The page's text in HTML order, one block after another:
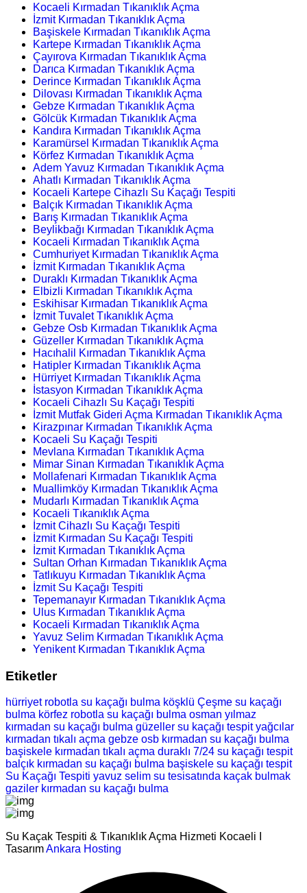
Kocaeli Kırmadan Tıkanıklık Açma
İzmit Kırmadan Tıkanıklık Açma
Başiskele Kırmadan Tıkanıklık Açma
Kartepe Kırmadan Tıkanıklık Açma
Çayırova Kırmadan Tıkanıklık Açma
Darıca Kırmadan Tıkanıklık Açma
Derince Kırmadan Tıkanıklık Açma
Dilovası Kırmadan Tıkanıklık Açma
Gebze Kırmadan Tıkanıklık Açma
Gölcük Kırmadan Tıkanıklık Açma
Kandıra Kırmadan Tıkanıklık Açma
Karamürsel Kırmadan Tıkanıklık Açma
Körfez Kırmadan Tıkanıklık Açma
Adem Yavuz Kırmadan Tıkanıklık Açma
Ahatlı Kırmadan Tıkanıklık Açma
Kocaeli Kartepe Cihazlı Su Kaçağı Tespiti
Balçık Kırmadan Tıkanıklık Açma
Barış Kırmadan Tıkanıklık Açma
Beylikbağı Kırmadan Tıkanıklık Açma
Kocaeli Kırmadan Tıkanıklık Açma
Cumhuriyet Kırmadan Tıkanıklık Açma
İzmit Kırmadan Tıkanıklık Açma
Duraklı Kırmadan Tıkanıklık Açma
Elbizli Kırmadan Tıkanıklık Açma
Eskihisar Kırmadan Tıkanıklık Açma
İzmit Tuvalet Tıkanıklık Açma
Gebze Osb Kırmadan Tıkanıklık Açma
Güzeller Kırmadan Tıkanıklık Açma
Hacıhalil Kırmadan Tıkanıklık Açma
Hatipler Kırmadan Tıkanıklık Açma
Hürriyet Kırmadan Tıkanıklık Açma
İstasyon Kırmadan Tıkanıklık Açma
Kocaeli Cihazlı Su Kaçağı Tespiti
İzmit Mutfak Gideri Açma Kırmadan Tıkanıklık Açma
Kirazpınar Kırmadan Tıkanıklık Açma
Kocaeli Su Kaçağı Tespiti
Mevlana Kırmadan Tıkanıklık Açma
Mimar Sinan Kırmadan Tıkanıklık Açma
Mollafenari Kırmadan Tıkanıklık Açma
Muallimköy Kırmadan Tıkanıklık Açma
Mudarlı Kırmadan Tıkanıklık Açma
Kocaeli Tıkanıklık Açma
İzmit Cihazlı Su Kaçağı Tespiti
İzmit Kırmadan Su Kaçağı Tespiti
İzmit Kırmadan Tıkanıklık Açma
Sultan Orhan Kırmadan Tıkanıklık Açma
Tatlıkuyu Kırmadan Tıkanıklık Açma
İzmit Su Kaçağı Tespiti
Tepemanayır Kırmadan Tıkanıklık Açma
Ulus Kırmadan Tıkanıklık Açma
Kocaeli Kırmadan Tıkanıklık Açma
Yavuz Selim Kırmadan Tıkanıklık Açma
Yenikent Kırmadan Tıkanıklık Açma
Etiketler
hürriyet robotla su kaçağı bulma köşklü Çeşme su kaçağı
bulma körfez robotla su kaçağı bulma osman yılmaz
kırmadan su kaçağı bulma güzeller su kaçağı tespit yağcılar
kırmadan tıkalı açma gebze osb kırmadan su kaçağı bulma
başiskele kırmadan tıkalı açma duraklı 7/24 su kaçağı tespit
balçık kırmadan su kaçağı bulma başiskele su kaçağı tespit
Su Kaçağı Tespiti yavuz selim su tesisatında kaçak bulmak
gaziler kırmadan su kaçağı bulma
Su Kaçak Tespiti & Tıkanıklık Açma Hizmeti Kocaeli I
TasarımAnkara Hosting